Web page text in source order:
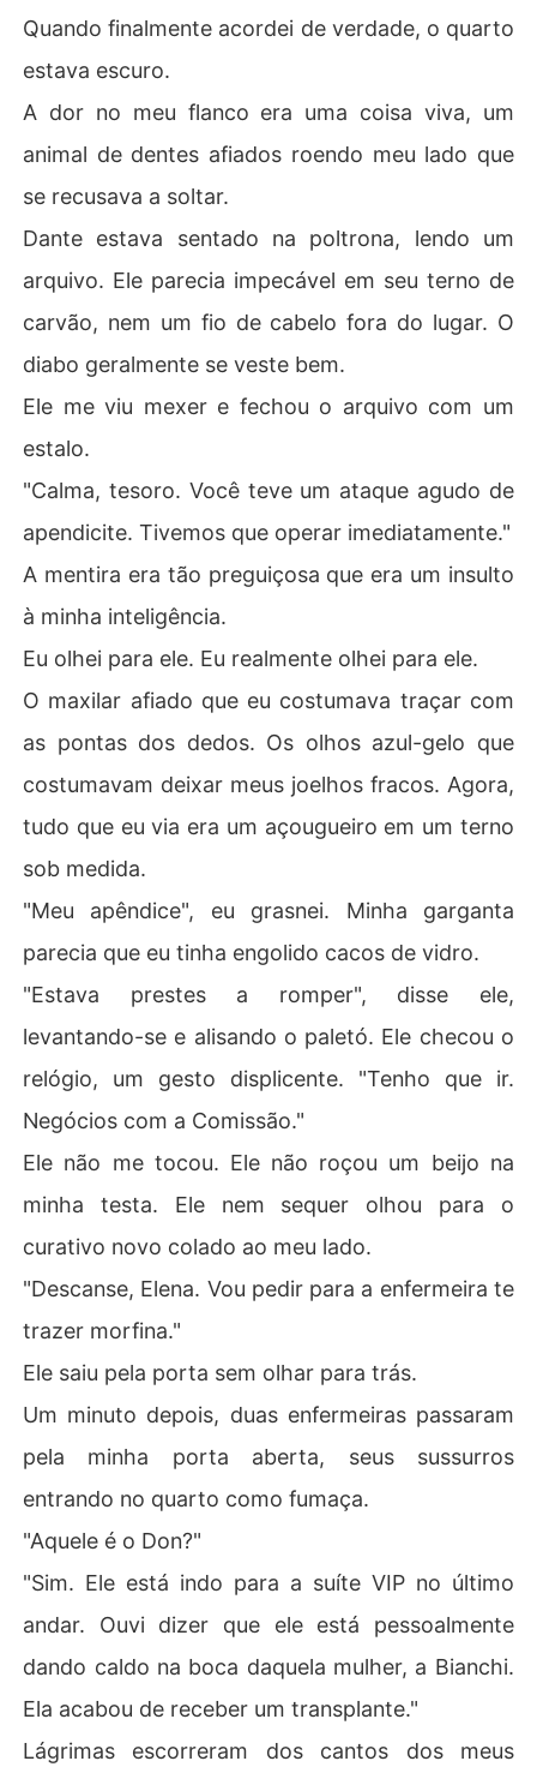
Quando finalmente acordei de verdade, o quarto
estava escuro.
A dor no meu flanco era uma coisa viva, um
animal de dentes afiados roendo meu lado que
se recusava a soltar.
Dante estava sentado na poltrona, lendo um
arquivo. Ele parecia impecável em seu terno de
carvão, nem um fio de cabelo fora do lugar. O
diabo geralmente se veste bem.
Ele me viu mexer e fechou o arquivo com um
estalo.
"Calma, tesoro. Você teve um ataque agudo de
apendicite. Tivemos que operar imediatamente."
A mentira era tão preguiçosa que era um insulto
à minha inteligência.
Eu olhei para ele. Eu realmente olhei para ele.
O maxilar afiado que eu costumava traçar com
as pontas dos dedos. Os olhos azul-gelo que
costumavam deixar meus joelhos fracos. Agora,
tudo que eu via era um açougueiro em um terno
sob medida.
"Meu apêndice", eu grasnei. Minha garganta
parecia que eu tinha engolido cacos de vidro.
"Estava prestes a romper", disse ele,
levantando-se e alisando o paletó. Ele checou o
relógio, um gesto displicente. "Tenho que ir.
Negócios com a Comissão."
Ele não me tocou. Ele não roçou um beijo na
minha testa. Ele nem sequer olhou para o
curativo novo colado ao meu lado.
"Descanse, Elena. Vou pedir para a enfermeira te
trazer morfina."
Ele saiu pela porta sem olhar para trás.
Um minuto depois, duas enfermeiras passaram
pela minha porta aberta, seus sussurros
entrando no quarto como fumaça.
"Aquele é o Don?"
"Sim. Ele está indo para a suíte VIP no último
andar. Ouvi dizer que ele está pessoalmente
dando caldo na boca daquela mulher, a Bianchi.
Ela acabou de receber um transplante."
Lágrimas escorreram dos cantos dos meus